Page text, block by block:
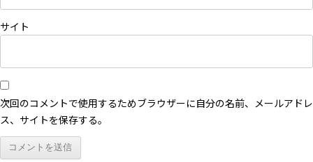
サイト
次回のコメントで使用するためブラウザーに自分の名前、メールアドレ
ス、サイトを保存する。